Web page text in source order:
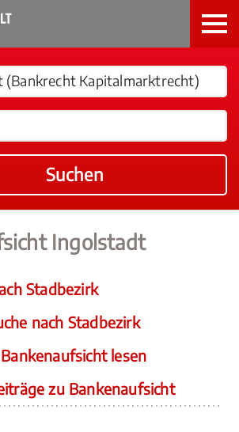
Suchen
Ingolstadt
Stadbezirk
nach Stadbezirk
lesen
zu Bankenaufsicht